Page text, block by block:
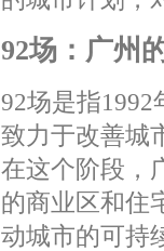
92场：广州
92场是指
致力于改善城
在这个阶段，
的商业区和住
动城市的可持